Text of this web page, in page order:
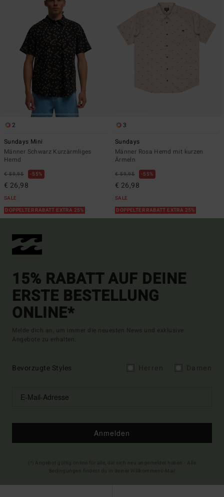
2
Sundays Mini
Männer Schwarz Kurzärmliges
Hemd
€ 59,95 55%
€ 26,98
SALE
DOPPELTER RABATT EXTRA 25%
3
Sundays
Männer Rosa Hemd mit kurzen
Ärmeln
€ 59,95 55%
€ 26,98
SALE
DOPPELTER RABATT EXTRA 25%
15% RABATT AUF DEINE
ERSTE BESTELLUNG
ONLINE*
Melde dich an, um immer die neuesten News und exklusive
Angebote zu erhalten.
Bevorzugte Styles
Anmelden